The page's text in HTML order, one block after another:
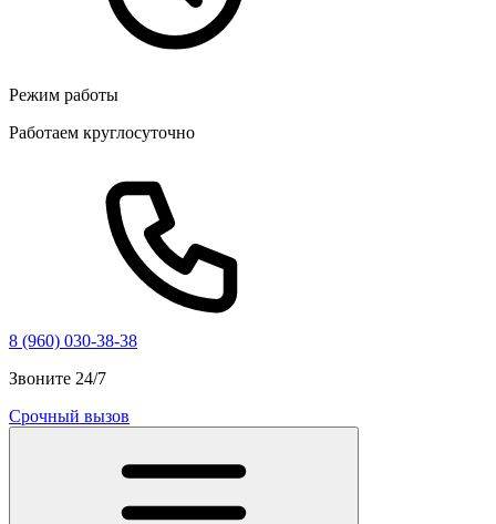
Режим работы
Работаем круглосуточно
8 (960) 030-38-38
Звоните 24/7
Срочный вызов